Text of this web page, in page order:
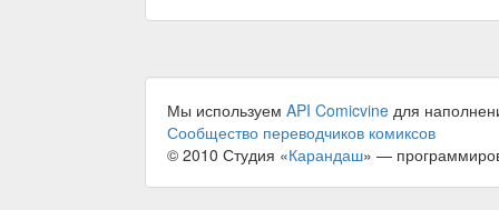
Мы используем API Comicvine для
Сообщество переводчиков комиксов
© 2010 Студия «Карандаш» —